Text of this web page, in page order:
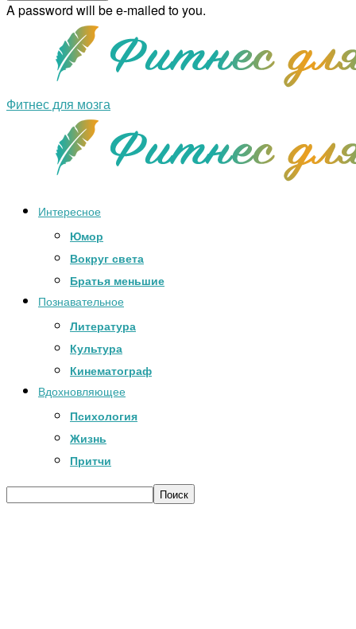
A password will be e-mailed to you.
Фитнес для мозга
Интересное
Юмор
Вокруг света
Братья меньшие
Познавательное
Литература
Культура
Кинематограф
Вдохновляющее
Психология
Жизнь
Притчи